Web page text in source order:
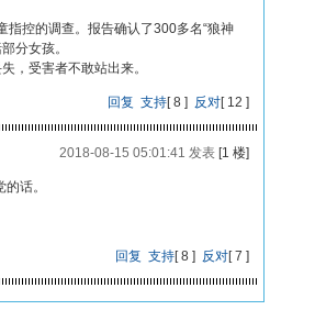
控的调查。报告确认了300多名“狼神
分女孩。
，受害者不敢站出来。
回复 支持[8 ] 反对[12 ]
2018-08-15 05:01:41 发表[1 楼]
话。
回复 支持[8 ] 反对[7 ]